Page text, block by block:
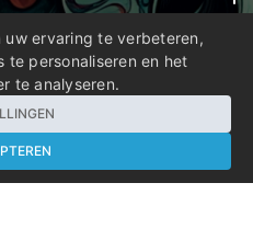
uw ervaring te verbeteren,
te personaliseren en het
te analyseren.